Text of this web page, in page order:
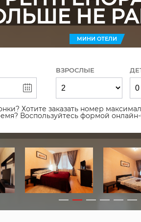
НЕ
МИНИ ОТЕЛИ
ВЗРОСЛЫЕ
Хотите заказать номер
Воспользуйтесь формой